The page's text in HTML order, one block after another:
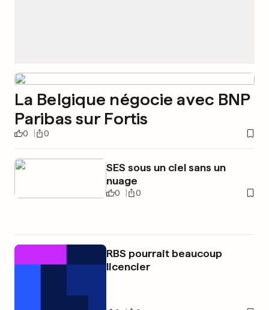
La Belgique négocie avec BNP
Paribas sur Fortis
0 0
SES sous un ciel sans un
nuage
0 0
RBS pourrait beaucoup
licencier